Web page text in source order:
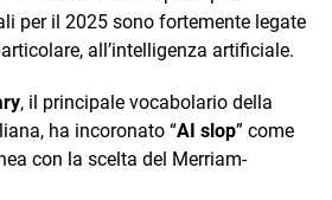
per il 2025 sono fortemente legate
all’intelligenza artificiale.
, il principale vocabolario della
ha incoronato “AI slop” come
con la scelta del Merriam-